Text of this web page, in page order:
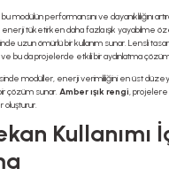
bu modülün performansını ve dayanıklılığını
tüketirken daha fazla ışık yayabilme
uzun ömürlü bir kullanım sunar. Lensli
ve bu da projelerde etkili bir aydınlatma
modüller, enerji verimliliğini en üst
çözüm sunar. Amber ışık rengi, projelere
oluşturur.
Kullanımı